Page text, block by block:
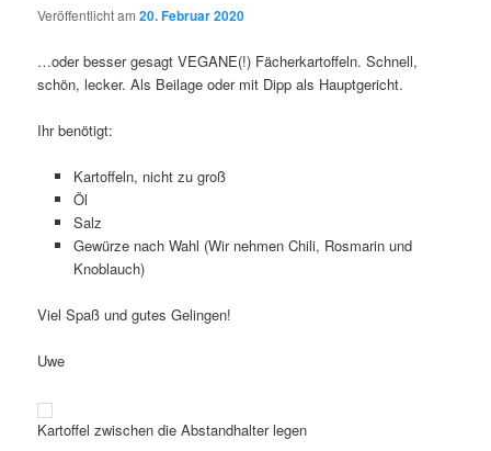
Veröffentlicht am20. Februar 2020
…oder besser gesagt VEGANE(!) Fächerkartoffeln. Schnell,
schön, lecker. Als Beilage oder mit Dipp als Hauptgericht.
Ihr benötigt:
Kartoffeln, nicht zu groß
Öl
Salz
Gewürze nach Wahl (Wir nehmen Chili, Rosmarin und
Knoblauch)
Viel Spaß und gutes Gelingen!
Uwe
Kartoffel zwischen die Abstandhalter legen